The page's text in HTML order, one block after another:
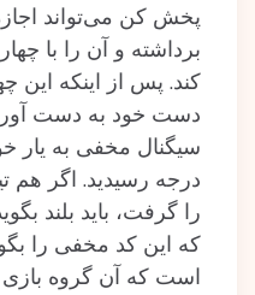
پخش کن می‌تواند
برداشته و آن را با
کند. پس از اینکه این
دست خود به دست
سیگنال مخفی به یار
درجه رسیدید. اگر هم
که این کد مخفی را
است که آن گروه بازی